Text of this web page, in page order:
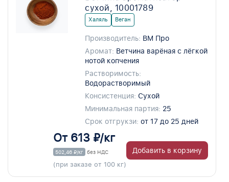
сухой, 10001789
Халяль Веган
Производитель: ВМ Про
Аромат: Ветчина варёная с лёгкой
нотой копчения
Растворимость:
Водорастворимый
Консистенция: Сухой
Минимальная партия: 25
Срок отгрукзи: от 17 до 25 дней
От 613 ₽/кг
502,46 ₽/кг без НДС
(при заказе от 100 кг)
Добавить в корзину